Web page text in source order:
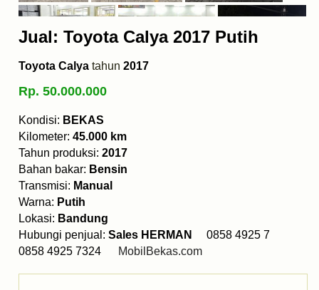
Jual: Toyota Calya 2017 Putih
Toyota Calya tahun 2017
Rp. 50.000.000
Kondisi: BEKAS
Kilometer: 45.000 km
Tahun produksi: 2017
Bahan bakar: Bensin
Transmisi: Manual
Warna: Putih
Lokasi: Bandung
Hubungi penjual: Sales HERMAN
0858 4925 7
0858 4925 7324
MobilBekas.com